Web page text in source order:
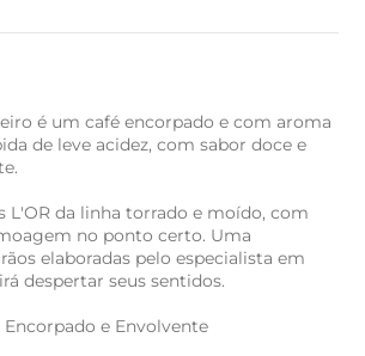
é um café encorpado e com aroma
de leve acidez, com sabor doce e
L'OR da linha torrado e moído, com
no ponto certo. Uma
elaboradas pelo especialista em
despertar seus sentidos.
e Envolvente